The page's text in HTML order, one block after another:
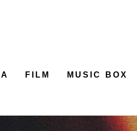
FILM MUSIC BOX